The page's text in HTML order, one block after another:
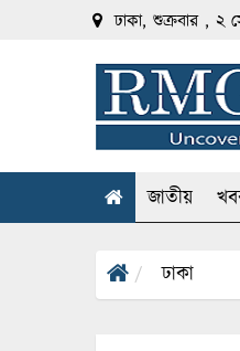
ঢাকা, শুক্রবার , ২
জাতীয়
ঢাকা